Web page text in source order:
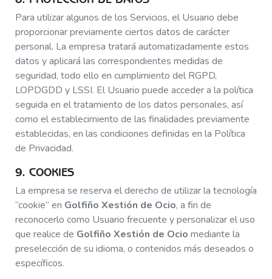
Para utilizar algunos de los Servicios, el Usuario debe
proporcionar previamente ciertos datos de carácter
personal. La empresa tratará automatizadamente estos
datos y aplicará las correspondientes medidas de
seguridad, todo ello en cumplimiento del RGPD,
LOPDGDD y LSSI. El Usuario puede acceder a la política
seguida en el tratamiento de los datos personales, así
como el establecimiento de las finalidades previamente
establecidas, en las condiciones definidas en la Política
de Privacidad.
9. COOKIES
La empresa se reserva el derecho de utilizar la tecnología
“cookie” en Golfiño Xestión de Ocio, a fin de
reconocerlo como Usuario frecuente y personalizar el uso
que realice de Golfiño Xestión de Ocio mediante la
preselección de su idioma, o contenidos más deseados o
específicos.